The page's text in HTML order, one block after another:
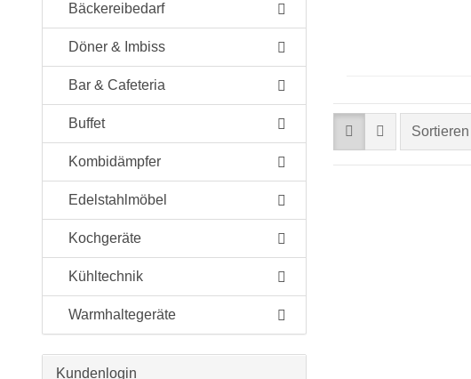
Bäckereibedarf
Döner & Imbiss
Bar & Cafeteria
Buffet
Kombidämpfer
Edelstahlmöbel
Kochgeräte
Kühltechnik
Warmhaltegeräte
Kundenlogin